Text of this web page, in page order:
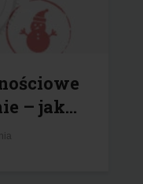
– jak...